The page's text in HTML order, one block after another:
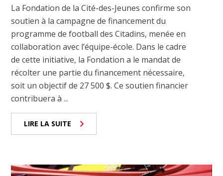
La Fondation de la Cité-des-Jeunes confirme son
soutien à la campagne de financement du
programme de football des Citadins, menée en
collaboration avec l’équipe-école. Dans le cadre
de cette initiative, la Fondation a le mandat de
récolter une partie du financement nécessaire,
soit un objectif de 27 500 $. Ce soutien financier
contribuera à ...
LIRE LA SUITE